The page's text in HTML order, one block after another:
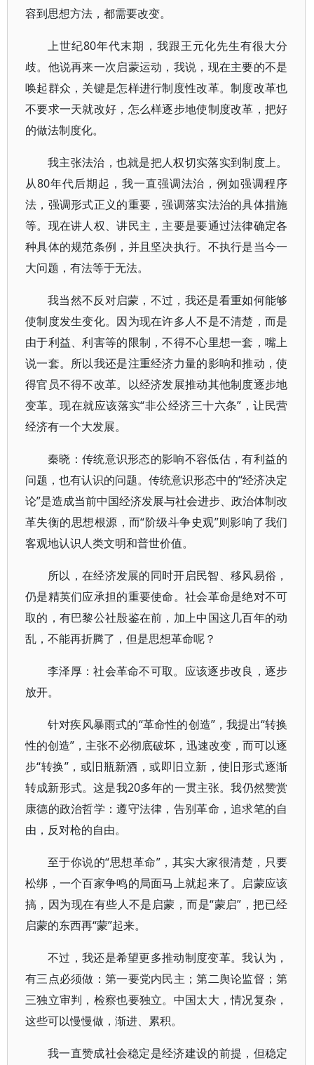
容到思想方法，都需要改变。
上世纪80年代末期，我跟王元化先生有很大分
歧。他说再来一次启蒙运动，我说，现在主要的不是
唤起群众，关键是怎样进行制度性改革。制度改革也
不要求一天就改好，怎么样逐步地使制度改革，把好
的做法制度化。
我主张法治，也就是把人权切实落实到制度上。
从80年代后期起，我一直强调法治，例如强调程序
法，强调形式正义的重要，强调落实法治的具体措施
等。现在讲人权、讲民主，主要是要通过法律确定各
种具体的规范条例，并且坚决执行。不执行是当今一
大问题，有法等于无法。
我当然不反对启蒙，不过，我还是看重如何能够
使制度发生变化。因为现在许多人不是不清楚，而是
由于利益、利害等的限制，不得不心里想一套，嘴上
说一套。所以我还是注重经济力量的影响和推动，使
得官员不得不改革。以经济发展推动其他制度逐步地
变革。现在就应该落实“非公经济三十六条”，让民营
经济有一个大发展。
秦晓：传统意识形态的影响不容低估，有利益的
问题，也有认识的问题。传统意识形态中的“经济决定
论”是造成当前中国经济发展与社会进步、政治体制改
革失衡的思想根源，而“阶级斗争史观”则影响了我们
客观地认识人类文明和普世价值。
所以，在经济发展的同时开启民智、移风易俗，
仍是精英们应承担的重要使命。社会革命是绝对不可
取的，有巴黎公社殷鉴在前，加上中国这几百年的动
乱，不能再折腾了，但是思想革命呢？
李泽厚：社会革命不可取。应该逐步改良，逐步
放开。
针对疾风暴雨式的“革命性的创造”，我提出“转换
性的创造”，主张不必彻底破坏，迅速改变，而可以逐
步“转换”，或旧瓶新酒，或即旧立新，使旧形式逐渐
转成新形式。这是我20多年的一贯主张。我仍然赞赏
康德的政治哲学：遵守法律，告别革命，追求笔的自
由，反对枪的自由。
至于你说的“思想革命”，其实大家很清楚，只要
松绑，一个百家争鸣的局面马上就起来了。启蒙应该
搞，因为现在有些人不是启蒙，而是“蒙启”，把已经
启蒙的东西再“蒙”起来。
不过，我还是希望更多推动制度变革。我认为，
有三点必须做：第一要党内民主；第二舆论监督；第
三独立审判，检察也要独立。中国太大，情况复杂，
这些可以慢慢做，渐进、累积。
我一直赞成社会稳定是经济建设的前提，但稳定